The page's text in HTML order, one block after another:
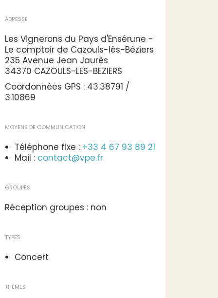
ADRESSE
Les Vignerons du Pays d'Ensérune -
Le comptoir de Cazouls-lès-Béziers
235 Avenue Jean Jaurès
34370 CAZOULS-LES-BEZIERS
Coordonnées GPS : 43.38791 /
3.10869
MOYENS DE COMMUNICATION
Téléphone fixe : +33 4 67 93 89 21
Mail : contact@vpe.fr
GROUPES
Réception groupes : non
TYPES
Concert
THÈMES